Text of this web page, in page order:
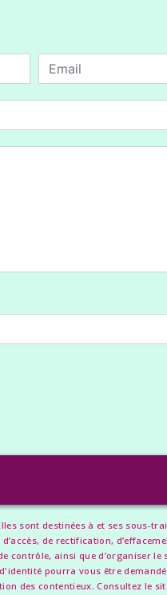
sont destinées à et ses sous-
de rectification,
contrôle, ainsi que d’organiser le
pourra vous être
des contentieux. Consultez le